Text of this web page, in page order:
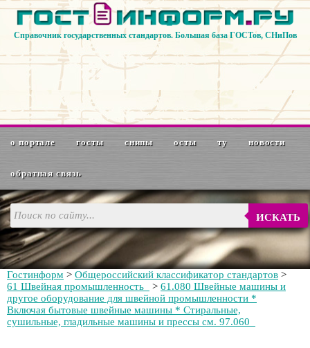
Справочник государственных стандартов. Большая база ГОСТов, СНиПов
о портале госты снипы осты ту новости
обратная связь
ИСКАТЬ
Гостинформ > Общероссийский классификатор стандартов >
61 Швейная промышленность
> 61.080 Швейные машины и
другое оборудование для швейной промышленности *
Включая бытовые швейные машины * Стиральные,
сушильные, гладильные машины и прессы см. 97.060